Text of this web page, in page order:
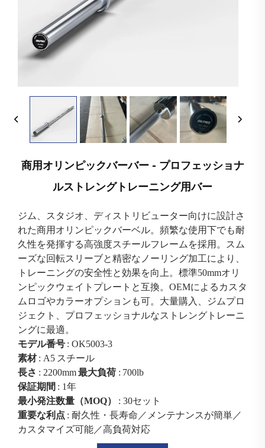
商用オリンピックバーバー - プロフェッショナ
ルストレングトレーニング用バー
ジム、スタジオ、ディストリビューター向けに設計さ
れた商用オリンピックバーベル。頻繁な使用下でも耐
久性を発揮する高強度スチールフレームを採用。スム
ーズな回転スリーブと精密なノーリング加工により、
トレーニングの安全性と効果を向上。標準50mmオリ
ンピックウェイトプレートと互換。OEMによるカスタ
ムロゴやカラーオプションも可。大量購入、ジムプロ
ジェクト、プロフェッショナルなストレングトレーニ
ングに最適。
モデル番号 : OK5003-3
素材: A5 スチール
長さ : 2200mm最大負荷 : 700lb
保証期間 : 1年
最小発注数量（MOQ） : 30セット
重要な利点 : 耐久性・長寿命／メンテナンスが簡単／
カスタマイズ可能／高負荷対応